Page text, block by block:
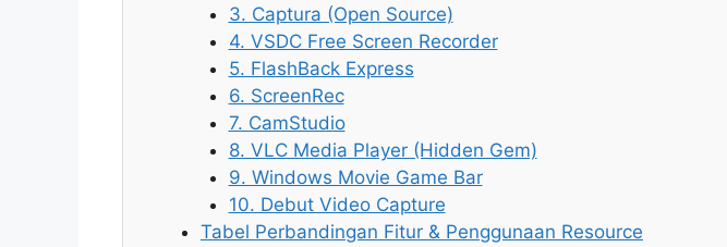
3. Captura (Open Source)
4. VSDC Free Screen Recorder
5. FlashBack Express
6. ScreenRec
7. CamStudio
8. VLC Media Player (Hidden Gem)
9. Windows Movie Game Bar
10. Debut Video Capture
Tabel Perbandingan Fitur & Penggunaan Resource